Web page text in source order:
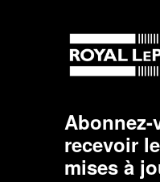
recevoir
mises à